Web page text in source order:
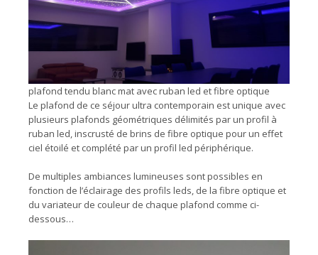
plafond tendu blanc mat avec ruban led et fibre optique
Le plafond de ce séjour ultra contemporain est unique avec
plusieurs plafonds géométriques délimités par un profil à
ruban led, inscrusté de brins de fibre optique pour un effet
ciel étoilé et complété par un profil led périphérique.
De multiples ambiances lumineuses sont possibles en
fonction de l’éclairage des profils leds, de la fibre optique et
du variateur de couleur de chaque plafond comme ci-
dessous…